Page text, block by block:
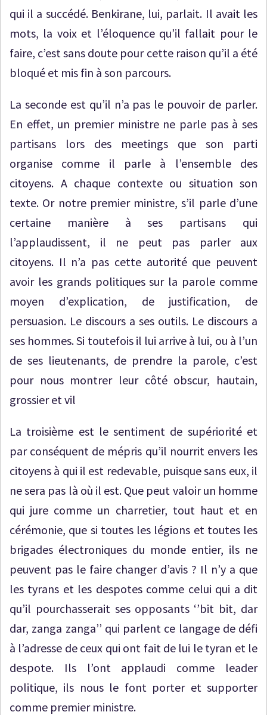
qui il a succédé. Benkirane, lui, parlait. Il avait les
mots, la voix et l’éloquence qu’il fallait pour le
faire, c’est sans doute pour cette raison qu’il a été
bloqué et mis fin à son parcours.
La seconde est qu’il n’a pas le pouvoir de parler.
En effet, un premier ministre ne parle pas à ses
partisans lors des meetings que son parti
organise comme il parle à l’ensemble des
citoyens. A chaque contexte ou situation son
texte. Or notre premier ministre, s’il parle d’une
certaine manière à ses partisans qui
l’applaudissent, il ne peut pas parler aux
citoyens. Il n’a pas cette autorité que peuvent
avoir les grands politiques sur la parole comme
moyen d’explication, de justification, de
persuasion. Le discours a ses outils. Le discours a
ses hommes. Si toutefois il lui arrive à lui, ou à l’un
de ses lieutenants, de prendre la parole, c’est
pour nous montrer leur côté obscur, hautain,
grossier et vil
La troisième est le sentiment de supériorité et
par conséquent de mépris qu’il nourrit envers les
citoyens à qui il est redevable, puisque sans eux, il
ne sera pas là où il est. Que peut valoir un homme
qui jure comme un charretier, tout haut et en
cérémonie, que si toutes les légions et toutes les
brigades électroniques du monde entier, ils ne
peuvent pas le faire changer d’avis ? Il n’y a que
les tyrans et les despotes comme celui qui a dit
qu’il pourchasserait ses opposants ‘’bit bit, dar
dar, zanga zanga’’ qui parlent ce langage de défi
à l’adresse de ceux qui ont fait de lui le tyran et le
despote. Ils l’ont applaudi comme leader
politique, ils nous le font porter et supporter
comme premier ministre.